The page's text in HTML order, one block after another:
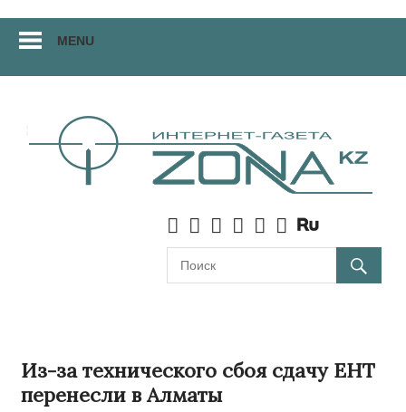
Перейти
материалам
MENU
Из-за технического сбоя сдачу ЕНТ
перенесли в Алматы